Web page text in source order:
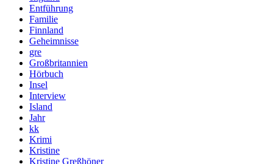
Entführung
Familie
Finnland
Geheimnisse
gre
Großbritannien
Hörbuch
Insel
Interview
Island
Jahr
kk
Krimi
Kristine
Kristine Greßhöner